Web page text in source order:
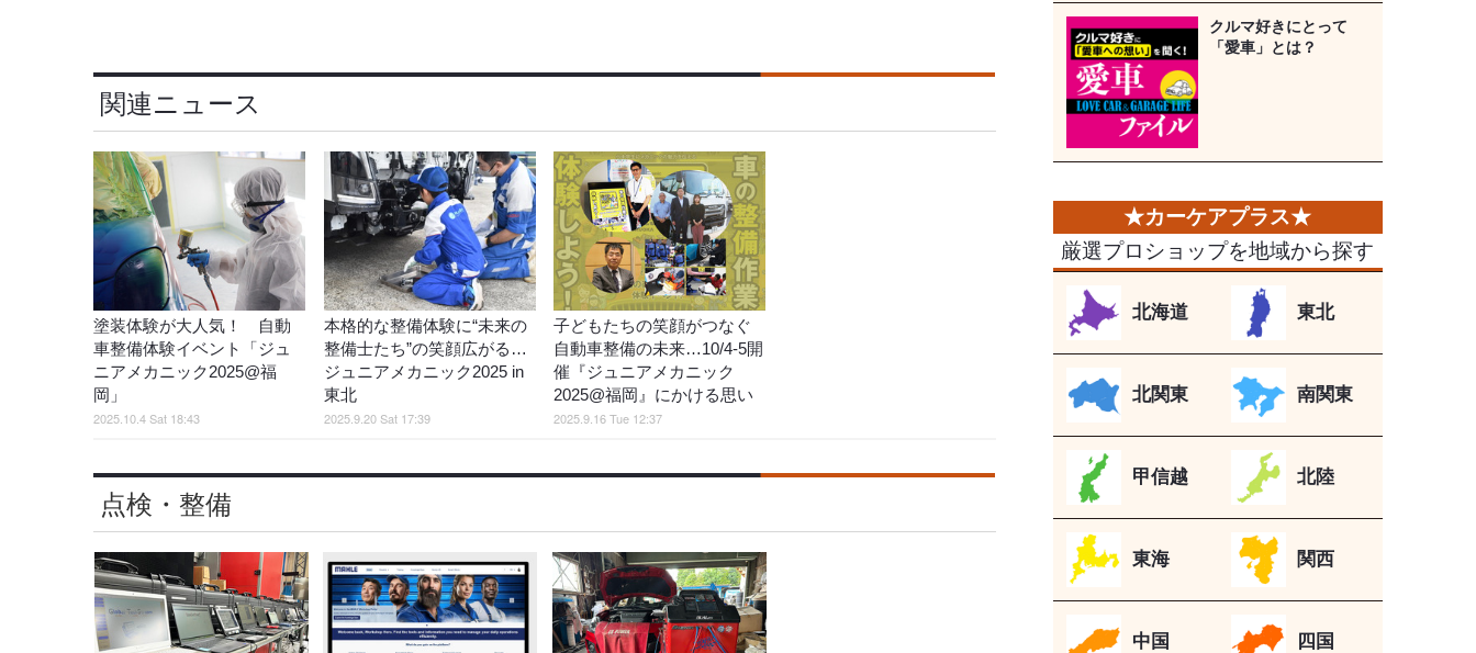
関連ニュース
塗装体験が大人気！ 自動
車整備体験イベント「ジュ
ニアメカニック2025@福
岡」
2025.10.4 Sat 18:43
本格的な整備体験に“未来の
整備士たち”の笑顔広がる…
ジュニアメカニック2025 in
東北
2025.9.20 Sat 17:39
子どもたちの笑顔がつなぐ
自動車整備の未来…10/4-5開
催『ジュニアメカニック
2025@福岡』にかける思い
2025.9.16 Tue 12:37
点検・整備
クルマ好きにとって
「愛車」とは？
厳選プロショップを地域から探す
北海道 東北
北関東 南関東
甲信越 北陸
東海 関西
中国 四国